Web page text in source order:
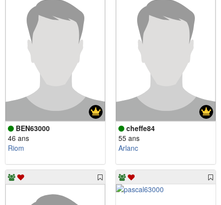
BEN63000
46 ans
Riom
cheffe84
55 ans
Arlanc